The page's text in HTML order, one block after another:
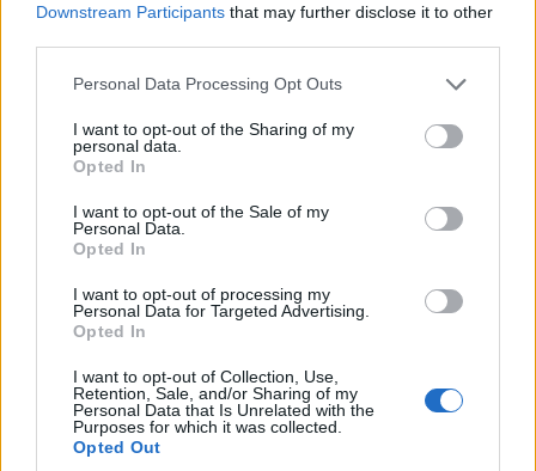
Downstream Participants that may further disclose it to other
Please note that this website/app uses one or more Google
not limited to your visit or usage behaviour. You may click to
grant or deny consent to Google and its third-party tags to
use your data for below specified purposes in below Google
consent section.
Personal Data Processing Opt Outs
I want to opt-out of the Sharing of my
personal data.
Opted In
I want to opt-out of the Sale of my
Personal Data.
Opted In
I want to opt-out of processing my
Personal Data for Targeted Advertising.
Opted In
I want to opt-out of Collection, Use,
Retention, Sale, and/or Sharing of my
Personal Data that Is Unrelated with the
Purposes for which it was collected.
Opted Out
ΠΟΛΙΤΙΚΗ
52η επέτειος Αποκατάστασης της Δημοκρατίας:
Τα πολιτικά «πηγαδάκια» στο Προεδρικό Μέγαρο
και οι εκλογές
24/07/2026 - 11:59μμ